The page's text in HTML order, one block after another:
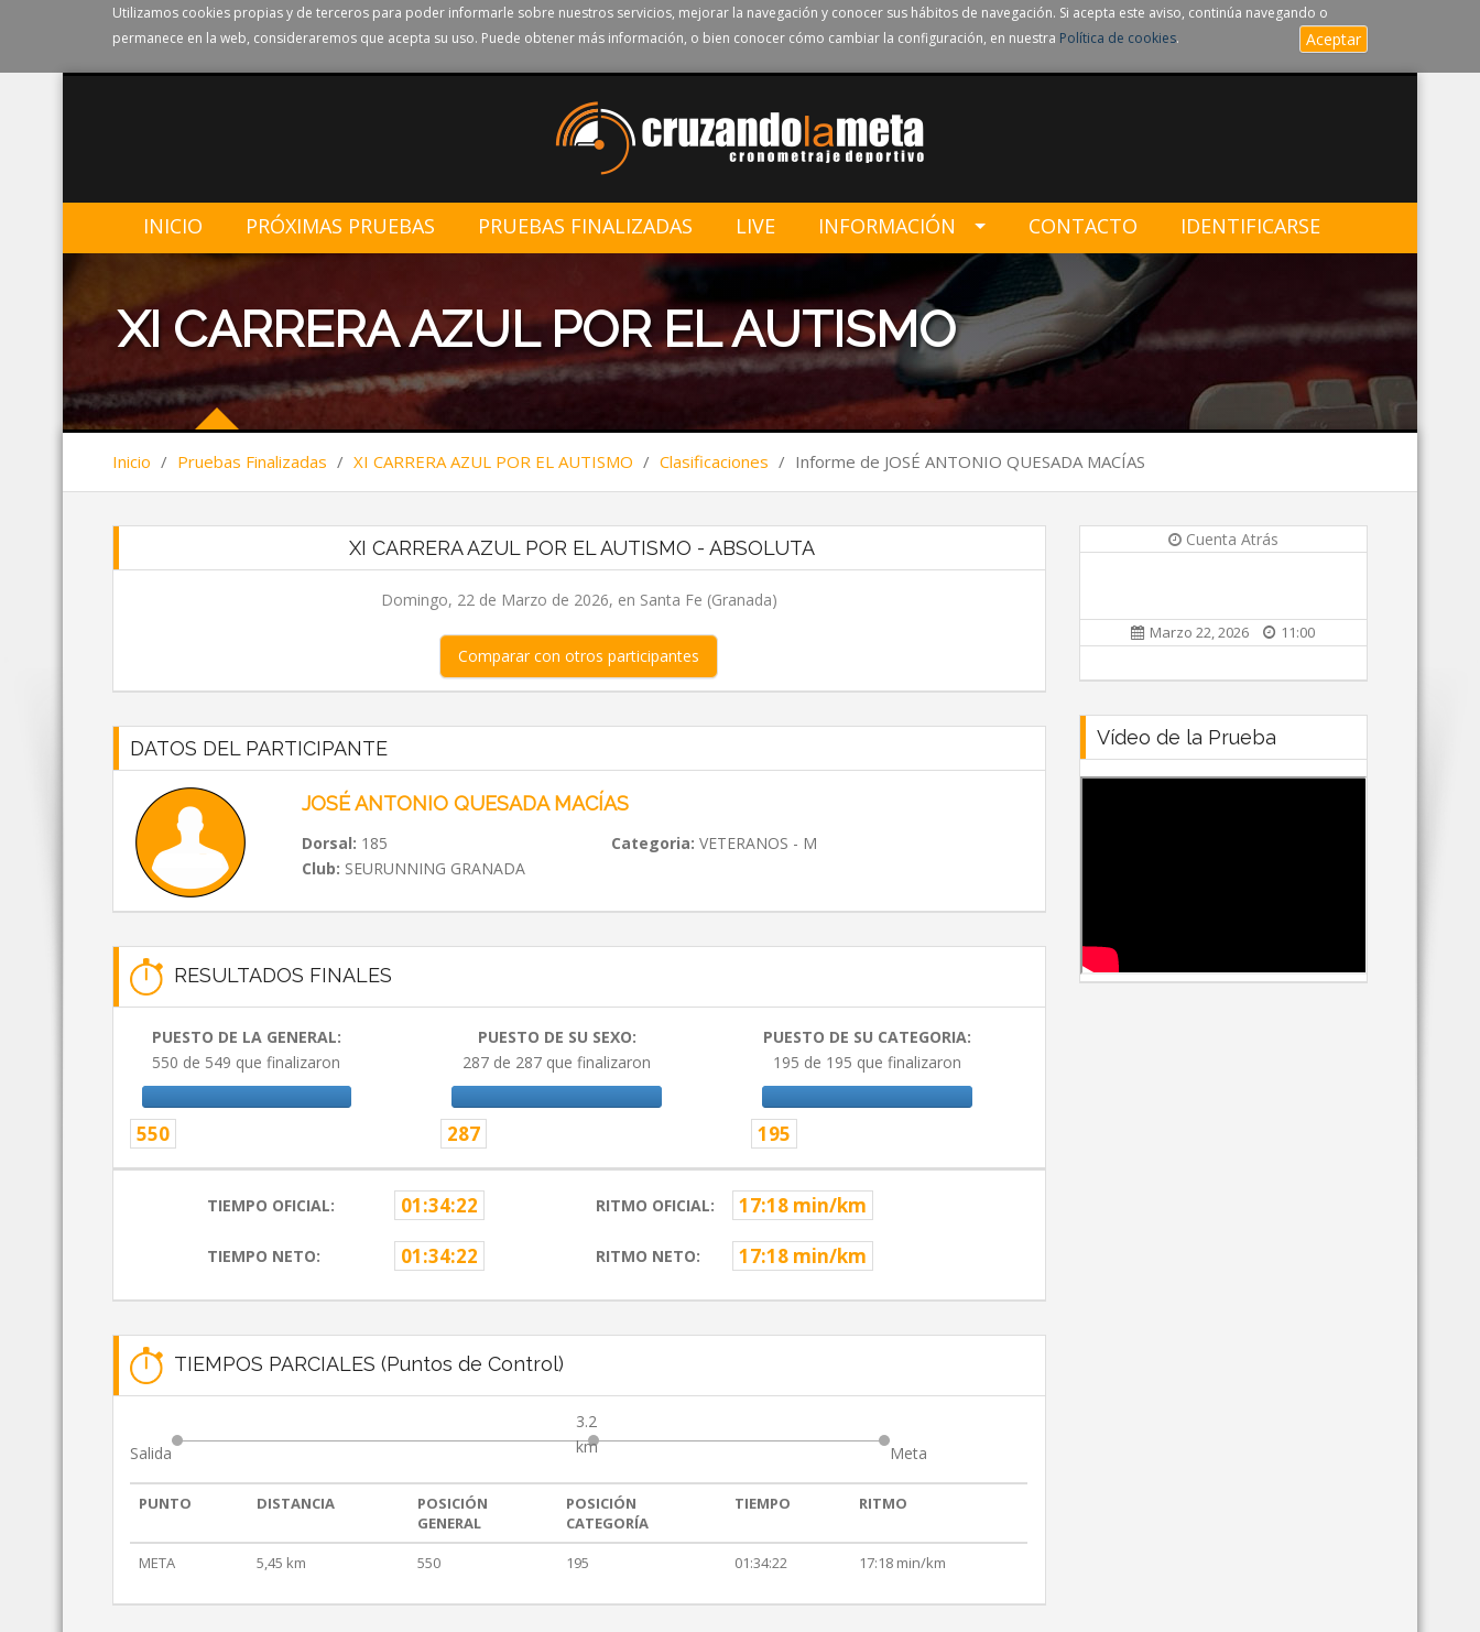
Utilizamos cookies propias y de terceros para poder informarle sobre nuestros servicios, mejorar la navegación y conocer sus hábitos de navegación. Si acepta este aviso, continúa navegando o
permanece en la web, consideraremos que acepta su uso. Puede obtener más información, o bien conocer cómo cambiar la configuración, en nuestra Política de cookies. Aceptar
INICIO PRÓXIMAS PRUEBAS PRUEBAS FINALIZADAS LIVE INFORMACIÓN CONTACTO IDENTIFICARSE
XI CARRERA AZUL POR EL AUTISMO
Inicio / Pruebas Finalizadas / XI CARRERA AZUL POR EL AUTISMO / Clasificaciones / Informe de JOSÉ ANTONIO QUESADA MACÍAS
XI CARRERA AZUL POR EL AUTISMO - ABSOLUTA
Domingo, 22 de Marzo de 2026, en Santa Fe (Granada)
Comparar con otros participantes
DATOS DEL PARTICIPANTE
JOSÉ ANTONIO QUESADA MACÍAS
Dorsal: 185 Categoria: VETERANOS - M
Club: SEURUNNING GRANADA
RESULTADOS FINALES
PUESTO DE LA GENERAL:
550 de 549 que finalizaron
550
PUESTO DE SU SEXO:
287 de 287 que finalizaron
287
PUESTO DE SU CATEGORIA:
195 de 195 que finalizaron
195
TIEMPO OFICIAL: 01:34:22 RITMO OFICIAL: 17:18 min/km
TIEMPO NETO: 01:34:22 RITMO NETO: 17:18 min/km
TIEMPOS PARCIALES (Puntos de Control)
Salida
3.2
km
Meta
PUNTO DISTANCIA
POSICIÓN
GENERAL
POSICIÓN
CATEGORÍA
TIEMPO RITMO
META 5,45 km 550 195 01:34:22 17:18 min/km
Cuenta Atrás
Marzo 22, 2026 11:00
Vídeo de la Prueba